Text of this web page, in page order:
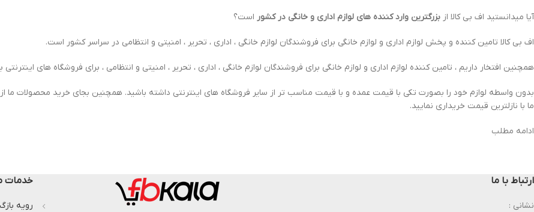
آیا میدانستید اف بی کالا از بزرگترین وارد کننده های لوازم اداری و خانگی در کشور است؟
اف بی کالا تامین کننده و پخش لوازم اداری و لوازم خانگی برای فروشندگان لوازم خانگی ، اداری ، تحریر ، امنیتی و انتظامی در سراسر کشور است.
همچنین افتخار داریم ، تامین کننده لوازم اداری و لوازم خانگی برای فروشندگان لوازم خانگی ، اداری ، تحریر ، امنیتی و انتظامی ، برای فروشگاه های اینترنتی
بدون واسطه لوازم خود را بصورت تکی با قیمت عمده و با قیمت مناسب تر از سایر فروشگاه های اینترنتی داشته باشید. همچنین بجای خرید محصولات ما
ما با نازلترین قیمت خریداری نمایید.
ادامه مطلب
ارتباط با ما
نشانی :
خدمات
رویه